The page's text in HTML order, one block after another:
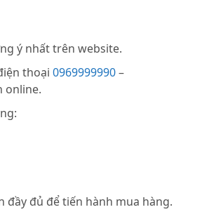
ý nhất trên website.
thoại 0969999990–
online.
đầy đủ để tiến hành mua hàng.